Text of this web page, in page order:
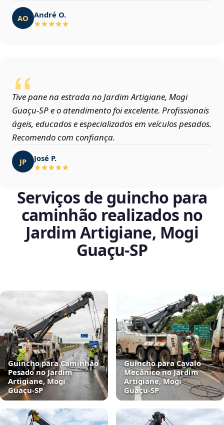
AO André O.
Tive pane na estrada no Jardim Artigiane, Mogi
Guaçu‑SP e o atendimento foi excelente. Profissionais
ágeis, educados e especializados em veículos pesados.
Recomendo com confiança.
JP José P.
Serviços de guincho para
caminhão realizados no
Jardim Artigiane, Mogi
Guaçu‑SP
Guincho para Caminhão
Pesado no Jardim
Artigiane, Mogi
Guaçu‑SP
Guincho para Cavalo
Mecânico no Jardim
Artigiane, Mogi
Guaçu‑SP